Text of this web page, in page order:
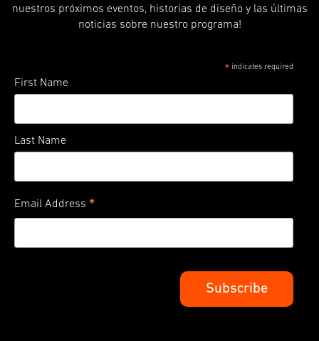
nuestros próximos eventos, historias de diseño y las últimas
noticias sobre nuestro programa!
* indicates required
First Name
Last Name
Email Address *